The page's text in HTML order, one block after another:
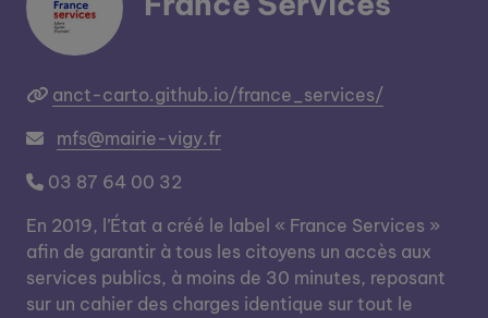
anct-carto.github.io/france_services/
mfs@mairie-vigy.fr
03 87 64 00 32
En 2019, l’État a créé le label « France Services »
afin de garantir à tous les citoyens un accès aux
services publics, à moins de 30 minutes, reposant
sur un cahier des charges identique sur tout le